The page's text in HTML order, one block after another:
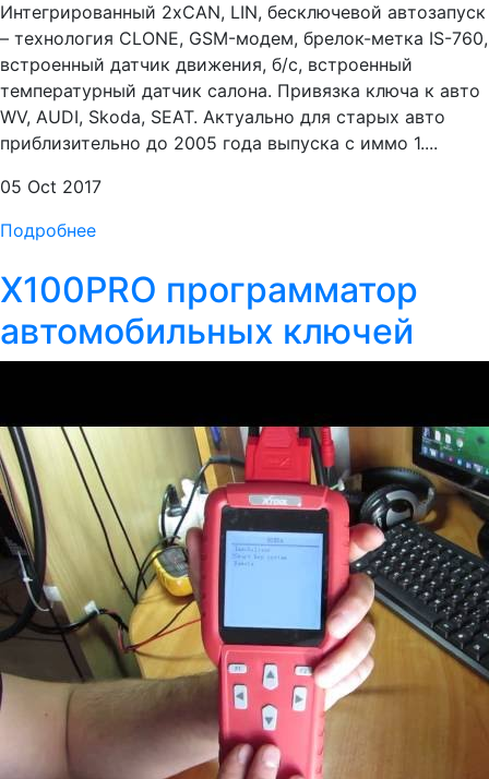
Интегрированный 2хCAN, LIN, бесключевой автозапуск
– технология CLONE, GSM-модем, брелок-метка IS-760,
встроенный датчик движения, б/c, встроенный
температурный датчик салона. Привязка ключа к авто
WV, AUDI, Skoda, SEAT. Актуально для старых авто
приблизительно до 2005 года выпуска с иммо 1....
05 Oct 2017
Подробнее
X100PRO программатор
автомобильных ключей